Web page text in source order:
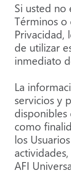
Si usted no
Términos o
Privacidad,
de utilizar
inmediato
La
servicios y
como
los
AFI